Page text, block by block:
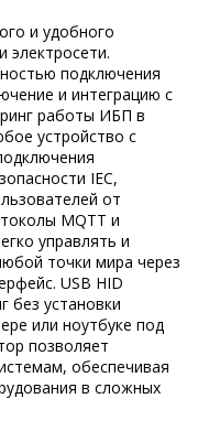
и удобного
электросети.
подключения
и интеграцию с
работы ИБП в
устройство с
IEC,
от
MQTT и
управлять и
точки мира через
USB HID
без установки
или ноутбуке под
позволяет
обеспечивая
в сложных